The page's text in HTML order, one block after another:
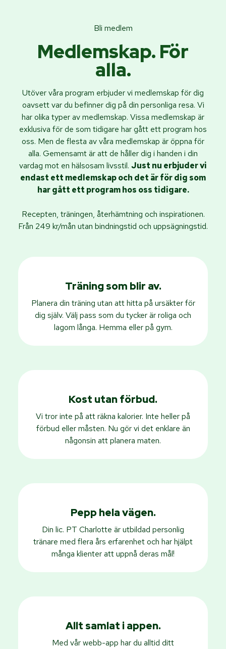
Bli medlem
Medlemskap. För
alla.
Utöver våra program erbjuder vi medlemskap för dig
oavsett var du befinner dig på din personliga resa. Vi
har olika typer av medlemskap. Vissa medlemskap är
exklusiva för de som tidigare har gått ett program hos
oss. Men de flesta av våra medlemskap är öppna för
alla. Gemensamt är att de håller dig i handen i din
vardag mot en hälsosam livsstil. Just nu erbjuder vi
endast ett medlemskap och det är för dig som
har gått ett program hos oss tidigare.
Recepten, träningen, återhämtning och inspirationen.
Från 249 kr/mån utan bindningstid och uppsägningstid.
Träning som blir av.
Planera din träning utan att hitta på ursäkter för
dig själv. Välj pass som du tycker är roliga och
lagom långa. Hemma eller på gym.
Kost utan förbud.
Vi tror inte på att räkna kalorier. Inte heller på
förbud eller måsten. Nu gör vi det enklare än
någonsin att planera maten.
Pepp hela vägen.
Din lic. PT Charlotte är utbildad personlig
tränare med flera års erfarenhet och har hjälpt
många klienter att uppnå deras mål!
Allt samlat i appen.
Med vår webb-app har du alltid ditt